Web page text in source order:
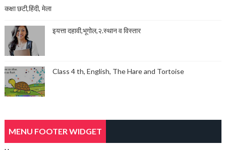
कक्षा छटी,हिंदी, मेला
इयत्ता दहावी,भूगोल,२.स्थान व विस्तार
Class 4 th, English, The Hare and Tortoise
MENU FOOTER WIDGET